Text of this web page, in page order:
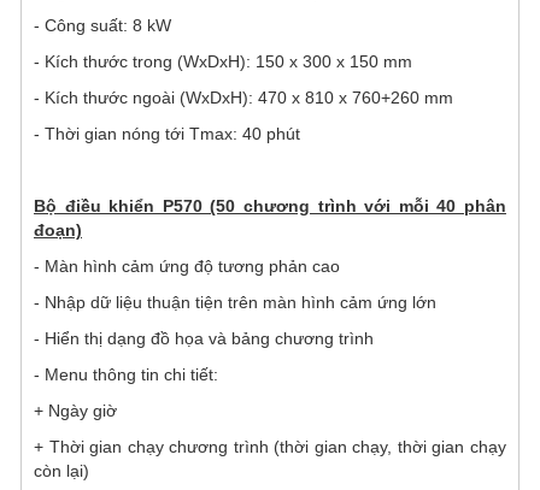
- Công suất: 8 kW
- Kích thước trong (WxDxH): 150 x 300 x 150 mm
- Kích thước ngoài (WxDxH): 470 x 810 x 760+260 mm
- Thời gian nóng tới Tmax: 40 phút
Bộ điều khiển P570 (50 chương trình với mỗi 40 phân
đoạn)
- Màn hình cảm ứng độ tương phản cao
- Nhập dữ liệu thuận tiện trên màn hình cảm ứng lớn
- Hiển thị dạng đồ họa và bảng chương trình
- Menu thông tin chi tiết:
+ Ngày giờ
+ Thời gian chạy chương trình (thời gian chạy, thời gian chạy
còn lại)